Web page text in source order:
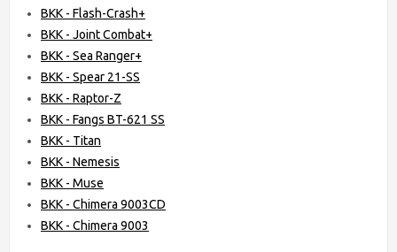
BKK - Flash-Crash+
BKK - Joint Combat+
BKK - Sea Ranger+
BKK - Spear 21-SS
BKK - Raptor-Z
BKK - Fangs BT-621 SS
BKK - Titan
BKK - Nemesis
BKK - Muse
BKK - Chimera 9003CD
BKK - Chimera 9003